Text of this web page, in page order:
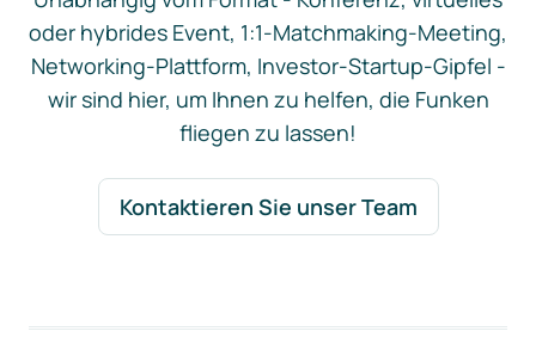
oder hybrides Event, 1:1-Matchmaking-Meeting,
Networking-Plattform, Investor-Startup-Gipfel -
wir sind hier, um Ihnen zu helfen, die Funken
fliegen zu lassen!
Kontaktieren Sie unser Team